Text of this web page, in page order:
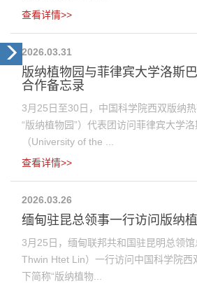
查看详情>>
2026.03.31
版纳植物园与菲律宾大学洛斯
合作备忘录
3月25日至30日，中国科学院西双版纳
“版纳植物园”）代表团访问菲律宾大学
（University of the ...
查看详情>>
2026.03.26
缅甸驻昆总领事一行访问版纳
3月25日，缅甸联邦共和国驻昆明总领
Thwin Htet Lin）一行访问中国科学院西
下简称“版纳植物...